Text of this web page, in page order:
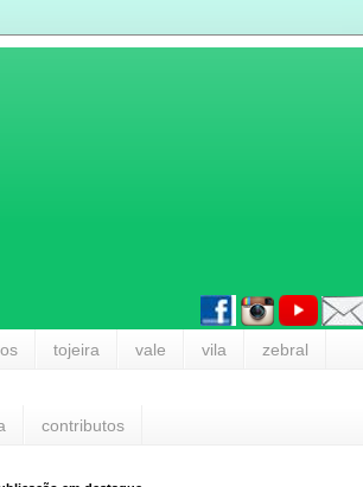
tojeira vale vila zebral
contributos